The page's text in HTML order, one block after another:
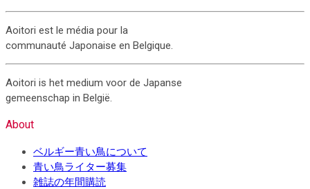
Aoitori est le média pour la
communauté Japonaise en Belgique.
Aoitori is het medium voor de Japanse
gemeenschap in België.
About
ベルギー青い鳥について
青い鳥ライター募集
雑誌の年間購読